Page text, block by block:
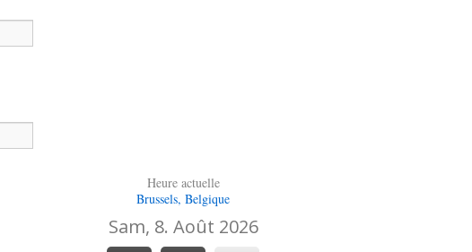
Heure actuelle
Brussels, Belgique